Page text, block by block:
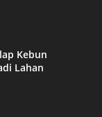
Kebun
Lahan